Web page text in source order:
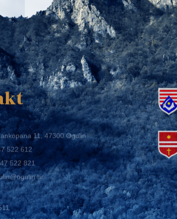
11, 47300 Ogulin
522 612
522 821